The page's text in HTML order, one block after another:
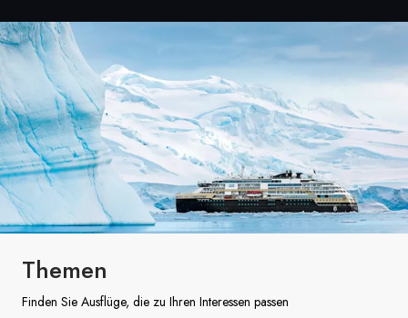
Schweiz
Schweiz
Frankreich
Schweden
Dänemark
Norwegen
Themen
Finden Sie Ausflüge, die zu Ihren Interessen passen